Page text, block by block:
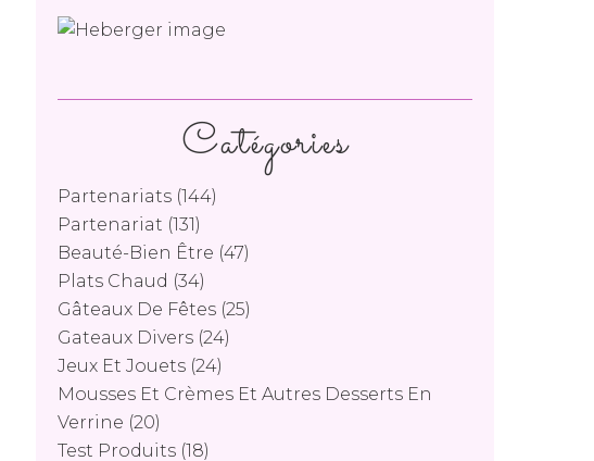
Catégories
Partenariats (144)
Partenariat (131)
Beauté-Bien Être (47)
Plats Chaud (34)
Gâteaux De Fêtes (25)
Gateaux Divers (24)
Jeux Et Jouets (24)
Mousses Et Crèmes Et Autres Desserts En
Verrine (20)
Test Produits (18)